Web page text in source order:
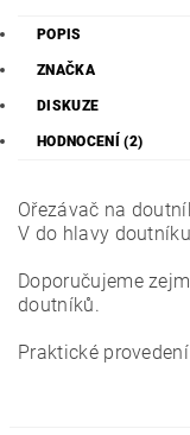
POPIS
ZNAČKA
DISKUZE
HODNOCENÍ (2)
Ořezávač na
V do hlavy
Doporučujeme
doutníků.
Praktické